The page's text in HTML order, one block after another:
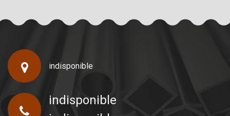
indisponible
indisponible